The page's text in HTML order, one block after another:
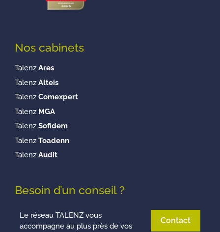
Nos cabinets
Talenz Ares
Talenz Alteis
Talenz Comexpert
Talenz MGA
Talenz Sofidem
Talenz Toadenn
Talenz Audit
Besoin d’un conseil ?
Le réseau TALENZ vous
accompagne au plus près de vos
Contact